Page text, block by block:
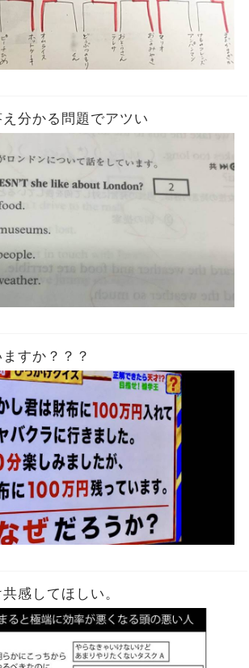
分かる問題でアツい
すか？？？
感してほしい。